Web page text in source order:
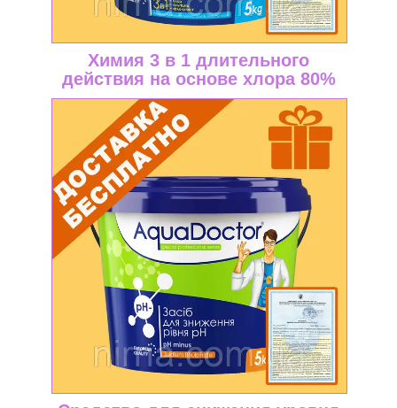
Химия 3 в 1 длительного
действия на основе хлора 80%